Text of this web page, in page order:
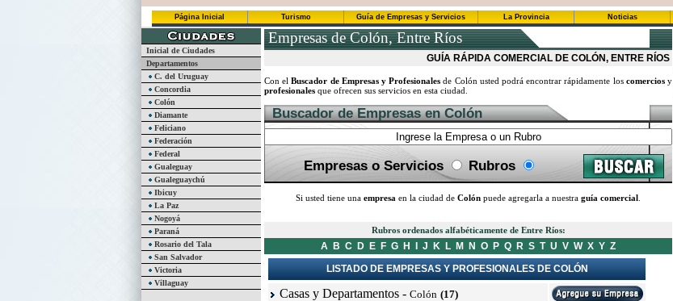
Página Inicial Turismo Guía de Empresas y Servicios La Provincia Noticias
Inicial de Ciudades
Departamentos
C. del Uruguay
Concordia
Colón
Diamante
Feliciano
Federación
Federal
Gualeguay
Gualeguaychú
Ibicuy
La Paz
Nogoyá
Paraná
Rosario del Tala
San Salvador
Victoria
Villaguay
Empresas de Colón, Entre Ríos
GUÍA RÁPIDA COMERCIAL DE COLÓN, ENTRE RÍOS
Con elBuscador de Empresas y Profesionales de Colón usted podrá encontrar rápidamente los comerciosy
profesionales que ofrecen sus servicios en esta ciudad.
Buscador de Empresas en Colón
Empresas o Servicios Rubros
Si usted tiene una empresa en la ciudad de Colón puede agregarla a nuestra guía comercial
Rubros ordenados alfabéticamente de Entre Ríos:
A B C D E F G H J K L M N O P Q R S T U V W X Y Z
LISTADO DE EMPRESAS Y PROFESIONALES DE COLÓN
Casas y Departamentos - Colón (17)